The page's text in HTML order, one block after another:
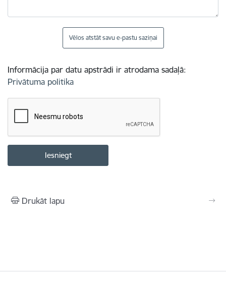
Vēlos atstāt savu e-pastu saziņai
Informācija par datu apstrādi ir atrodama sadaļā:
Privātuma politika
Drukāt lapu